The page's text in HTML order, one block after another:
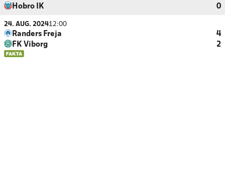
Hobro IK
0
24. AUG. 202412:00
Randers Freja
4
FK Viborg
2